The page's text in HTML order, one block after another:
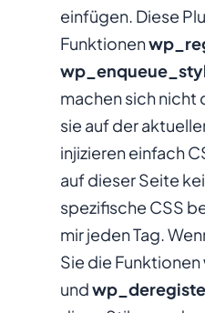
einfügen. Diese
Funktionen
machen sich nicht
sie auf der
injizieren einfach
auf dieser Seite
spezifische CSS
mir jeden Tag.
Sie die Funktionen
und